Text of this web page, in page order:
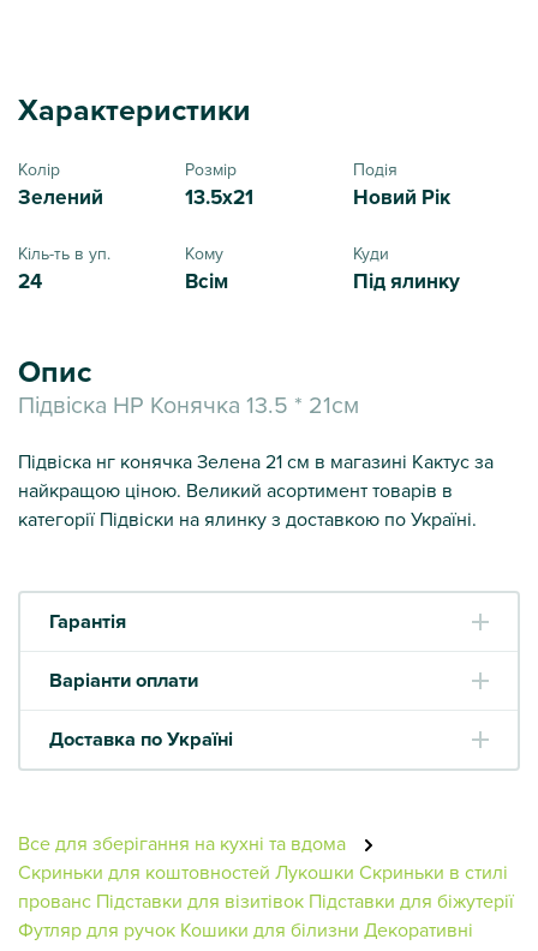
Характеристики
Колір
Зелений
Розмір
13.5x21
Подія
Новий Рік
Кіль-ть в уп.
24
Кому
Всім
Куди
Під ялинку
Опис
Підвіска НР Конячка 13.5 * 21см
Підвіска нг конячка Зелена 21 см в магазині Кактус за
найкращою ціною. Великий асортимент товарів в
категорії Підвіски на ялинку з доставкою по Україні.
Гарантія
Варіанти оплати
Доставка по Україні
Все для зберігання на кухні та вдома
Скриньки для коштовностей Лукошки Скриньки в стилі
прованс Підставки для візитівок Підставки для біжутерії
Футляр для ручок Кошики для білизни Декоративні